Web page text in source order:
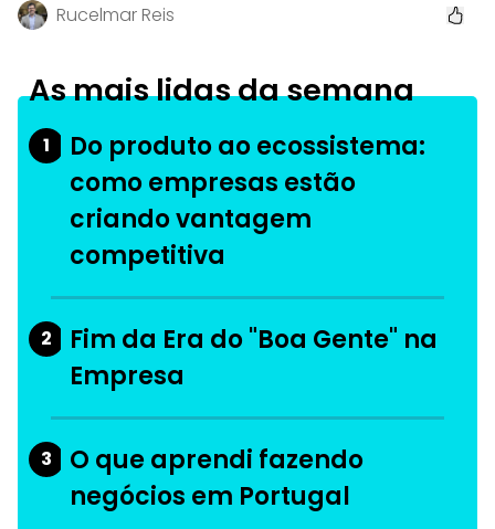
Rucelmar Reis
As mais lidas da semana
1
Do produto ao ecossistema:
como empresas estão
criando vantagem
competitiva
2
Fim da Era do "Boa Gente" na
Empresa
3
O que aprendi fazendo
negócios em Portugal